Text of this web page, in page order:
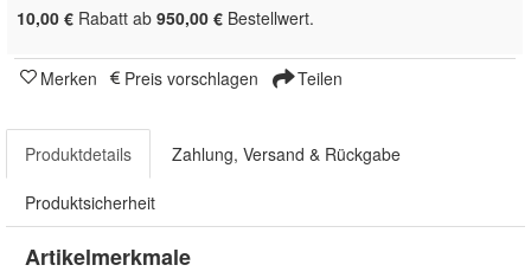
10,00 € Rabatt ab 950,00 € Bestellwert.
Merken Preis vorschlagen Teilen
Produktdetails Zahlung, Versand & Rückgabe
Produktsicherheit
Artikelmerkmale